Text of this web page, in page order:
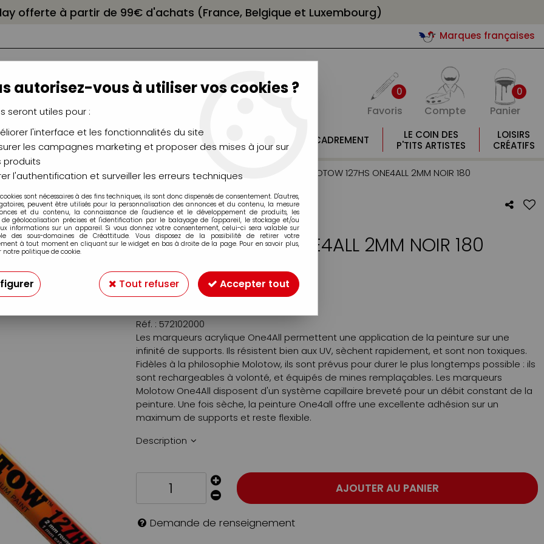
offerte à partir de 99€ d'achats (France, Belgique et Luxembourg)
Marques françaises
0
Favoris Compte
0
Panier
CHÂSSIS
CHEVALETS
AÉROGRAPHIE
MODÉLISME
MOULAGE
ENCADREMENT
LE COIN DES
P'TITS ARTISTES
LOISIRS
CRÉATIFS
>Marqueurs acrylique Molotow >Marqueurs Molotow 127HS 2mm MOLOTOW 127HS ONE4ALL 2MM NOIR 180
MOLOTOW 127HS ONE4ALL 2MM NOIR 180
4,69 €TTC
Réf. : 572102000
Les marqueurs acrylique One4All permettent une application de la peinture sur une
infinité de supports. Ils résistent bien aux UV, sèchent rapidement, et sont non toxiques.
Fidèles à la philosophie Molotow, ils sont prévus pour durer le plus longtemps possible : ils
sont rechargeables à volonté, et équipés de mines remplaçables. Les marqueurs
Molotow One4All disposent d'un système capillaire breveté pour un débit constant de la
peinture. Une fois sèche, la peinture One4all offre une excellente adhésion sur un
maximum de supports et reste flexible.
Description
AJOUTER AU PANIER
Demande de renseignement
autorisez-vous à utiliser vos cookies ?
seront utiles pour :
l'interface et les fonctionnalités du site
les campagnes marketing et proposer des mises à jour sur
produits
l'authentification et surveiller les erreurs techniques
sont nécessaires à des fins techniques, ils sont donc dispensés de consentement. D'autres,
peuvent être utilisés pour la personnalisation des annonces et du contenu, la mesure
et du contenu, la connaissance de l'audience et le développement de produits, les
de géolocalisation précises et l'identification par le balayage de l'appareil, le stockage et/ou
informations sur un appareil. Si vous donnez votre consentement, celui-ci sera valable sur
des sous-domaines de Créattitude. Vous disposez de la possibilité de retirer votre
à tout moment en cliquant sur le widget en bas à droite de la page. Pour en savoir plus,
notre politique de cookie.
Tout refuser Accepter tout